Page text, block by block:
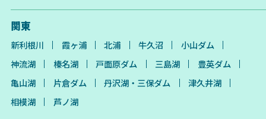
関東
新利根川 霞ヶ浦 北浦 牛久沼
小山ダム
神流湖
榛名湖 戸面原ダム 三島湖
豊英ダム
亀山湖
片倉ダム 丹沢湖・三保ダム
津久井湖
相模湖
芦ノ湖